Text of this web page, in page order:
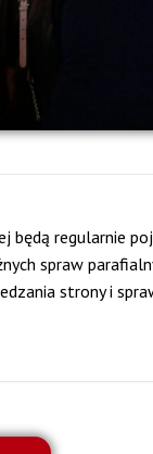
regularnie
spraw
strony i